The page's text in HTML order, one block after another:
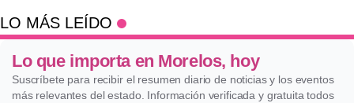
LO MÁS LEÍDO
Lo que importa en Morelos, hoy
Suscríbete para recibir el resumen diario de noticias y los eventos
más relevantes del estado. Información verificada y gratuita todos